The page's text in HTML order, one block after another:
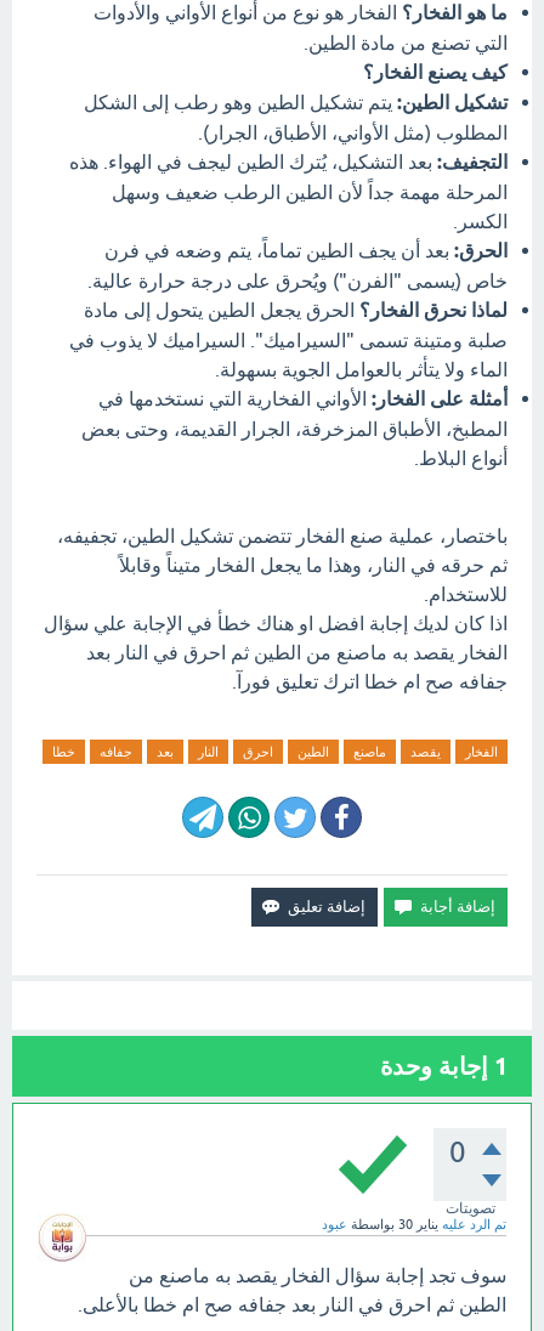
ما هو الفخار؟ الفخار هو نوع من أنواع الأواني والأدوات
التي تصنع من مادة الطين.
كيف يصنع الفخار؟
تشكيل الطين: يتم تشكيل الطين وهو رطب إلى الشكل
المطلوب (مثل الأواني، الأطباق، الجرار).
التجفيف: بعد التشكيل، يُترك الطين ليجف في الهواء. هذه
المرحلة مهمة جداً لأن الطين الرطب ضعيف وسهل
الكسر.
الحرق: بعد أن يجف الطين تماماً، يتم وضعه في فرن
خاص (يسمى "الفرن") ويُحرق على درجة حرارة عالية.
لماذا نحرق الفخار؟ الحرق يجعل الطين يتحول إلى مادة
صلبة ومتينة تسمى "السيراميك". السيراميك لا يذوب في
الماء ولا يتأثر بالعوامل الجوية بسهولة.
أمثلة على الفخار: الأواني الفخارية التي نستخدمها في
المطبخ، الأطباق المزخرفة، الجرار القديمة، وحتى بعض
أنواع البلاط.
باختصار، عملية صنع الفخار تتضمن تشكيل الطين، تجفيفه،
ثم حرقه في النار، وهذا ما يجعل الفخار متيناً وقابلاً
للاستخدام.
اذا كان لديك إجابة افضل او هناك خطأ في الإجابة علي سؤال
الفخار يقصد به ماصنع من الطين ثم احرق في النار بعد
جفافه صح ام خطا اترك تعليق فورآ.
الفخار يقصد ماصنع الطين احرق النار بعد جفافه خطا
1 إجابة وحدة
0
تصويتات
تم الرد عليه يناير 30 بواسطة عبود
سوف تجد إجابة سؤال الفخار يقصد به ماصنع من
الطين ثم احرق في النار بعد جفافه صح ام خطا بالأعلى.